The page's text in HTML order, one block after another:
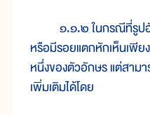
๑.๑.๒ ในกรณีที่รูปอัก
หรือมีรอยแตกหักเห็นเพีย
หนึ่งของตัวอักษร แต่สา
เพิ่มเติมได้โดย